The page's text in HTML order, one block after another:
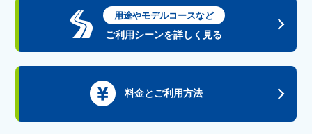
用途やモデルコースなど
ご利用シーンを詳しく見る
料金とご利用方法